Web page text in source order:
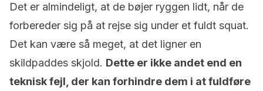
Det er almindeligt, at de bøjer ryggen lidt, når de
forbereder sig på at rejse sig under et fuldt squat.
Det kan være så meget, at det ligner en
skildpaddes skjold. Dette er ikke andet end en
teknisk fejl, der kan forhindre dem i at fuldføre